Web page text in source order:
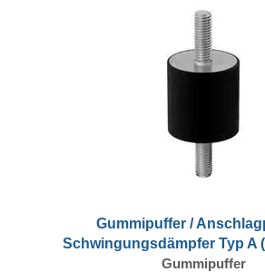
Gummipuffer /
Schwingungsdämpfer Typ A
Gummipuffer